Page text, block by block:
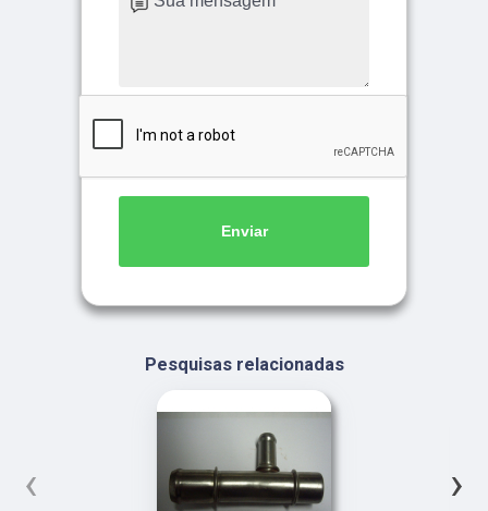
Enviar
Pesquisas relacionadas
‹ ›